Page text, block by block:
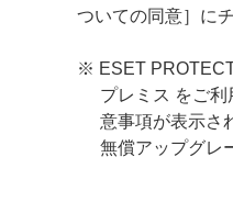
ついての同意］に
※ ESET
プレミス をご
意事項が表示さ
無償アップグレ